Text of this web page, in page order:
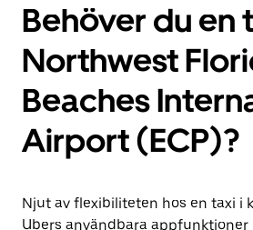
Behöver du en
Northwest
Beaches
Airport (ECP)?
Njut av flexibiliteten hos en taxi i
Ubers användbara